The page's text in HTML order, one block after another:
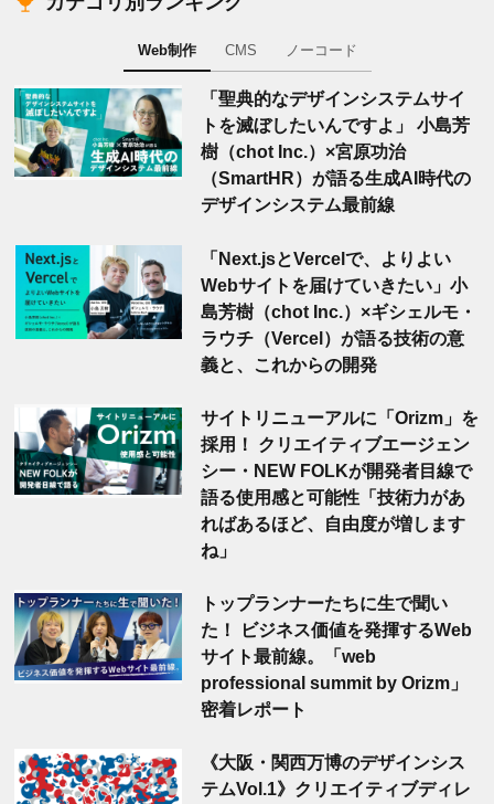
Web制作 CMS ノーコード
「聖典的なデザインシステムサイ
トを滅ぼしたいんですよ」 小島芳
樹（chot Inc.）×宮原功治
（SmartHR）が語る生成AI時代の
デザインシステム最前線
「Next.jsとVercelで、よりよい
Webサイトを届けていきたい」小
島芳樹（chot Inc.）×ギシェルモ・
ラウチ（Vercel）が語る技術の意
義と、これからの開発
サイトリニューアルに「Orizm」を
採用！ クリエイティブエージェン
シー・NEW FOLKが開発者目線で
語る使用感と可能性「技術力があ
ればあるほど、自由度が増します
ね」
トップランナーたちに生で聞い
た！ ビジネス価値を発揮するWeb
サイト最前線。「web
professional summit by Orizm」
密着レポート
《大阪・関西万博のデザインシス
テムVol.1》クリエイティブディレ